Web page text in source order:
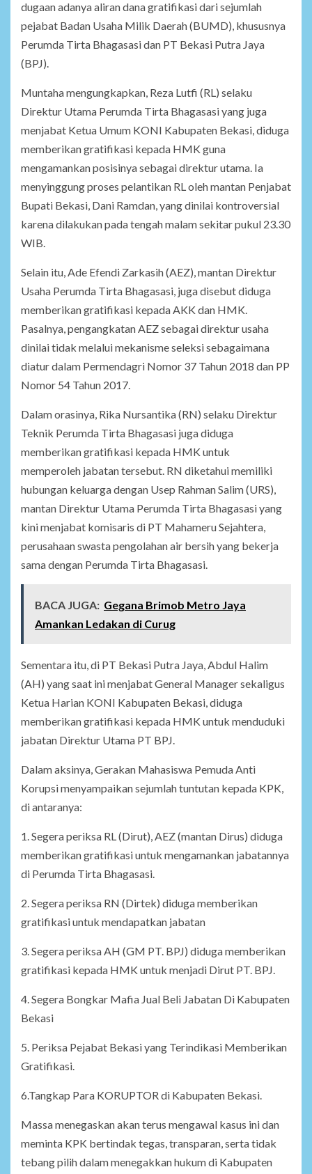
dugaan adanya aliran dana gratifikasi dari sejumlah
pejabat Badan Usaha Milik Daerah (BUMD), khususnya
Perumda Tirta Bhagasasi dan PT Bekasi Putra Jaya
(BPJ).
Muntaha mengungkapkan, Reza Lutfi (RL) selaku
Direktur Utama Perumda Tirta Bhagasasi yang juga
menjabat Ketua Umum KONI Kabupaten Bekasi, diduga
memberikan gratifikasi kepada HMK guna
mengamankan posisinya sebagai direktur utama. Ia
menyinggung proses pelantikan RL oleh mantan Penjabat
Bupati Bekasi, Dani Ramdan, yang dinilai kontroversial
karena dilakukan pada tengah malam sekitar pukul 23.30
WIB.
Selain itu, Ade Efendi Zarkasih (AEZ), mantan Direktur
Usaha Perumda Tirta Bhagasasi, juga disebut diduga
memberikan gratifikasi kepada AKK dan HMK.
Pasalnya, pengangkatan AEZ sebagai direktur usaha
dinilai tidak melalui mekanisme seleksi sebagaimana
diatur dalam Permendagri Nomor 37 Tahun 2018 dan PP
Nomor 54 Tahun 2017.
Dalam orasinya, Rika Nursantika (RN) selaku Direktur
Teknik Perumda Tirta Bhagasasi juga diduga
memberikan gratifikasi kepada HMK untuk
memperoleh jabatan tersebut. RN diketahui memiliki
hubungan keluarga dengan Usep Rahman Salim (URS),
mantan Direktur Utama Perumda Tirta Bhagasasi yang
kini menjabat komisaris di PT Mahameru Sejahtera,
perusahaan swasta pengolahan air bersih yang bekerja
sama dengan Perumda Tirta Bhagasasi.
BACA JUGA: Gegana Brimob Metro Jaya
Amankan Ledakan di Curug
Sementara itu, di PT Bekasi Putra Jaya, Abdul Halim
(AH) yang saat ini menjabat General Manager sekaligus
Ketua Harian KONI Kabupaten Bekasi, diduga
memberikan gratifikasi kepada HMK untuk menduduki
jabatan Direktur Utama PT BPJ.
Dalam aksinya, Gerakan Mahasiswa Pemuda Anti
Korupsi menyampaikan sejumlah tuntutan kepada KPK,
di antaranya:
1. Segera periksa RL (Dirut), AEZ (mantan Dirus) diduga
memberikan gratifikasi untuk mengamankan jabatannya
di Perumda Tirta Bhagasasi.
2. Segera periksa RN (Dirtek) diduga memberikan
gratifikasi untuk mendapatkan jabatan
3. Segera periksa AH (GM PT. BPJ) diduga memberikan
gratifikasi kepada HMK untuk menjadi Dirut PT. BPJ.
4. Segera Bongkar Mafia Jual Beli Jabatan Di Kabupaten
Bekasi
5. Periksa Pejabat Bekasi yang Terindikasi Memberikan
Gratifikasi.
6.Tangkap Para KORUPTOR di Kabupaten Bekasi.
Massa menegaskan akan terus mengawal kasus ini dan
meminta KPK bertindak tegas, transparan, serta tidak
tebang pilih dalam menegakkan hukum di Kabupaten